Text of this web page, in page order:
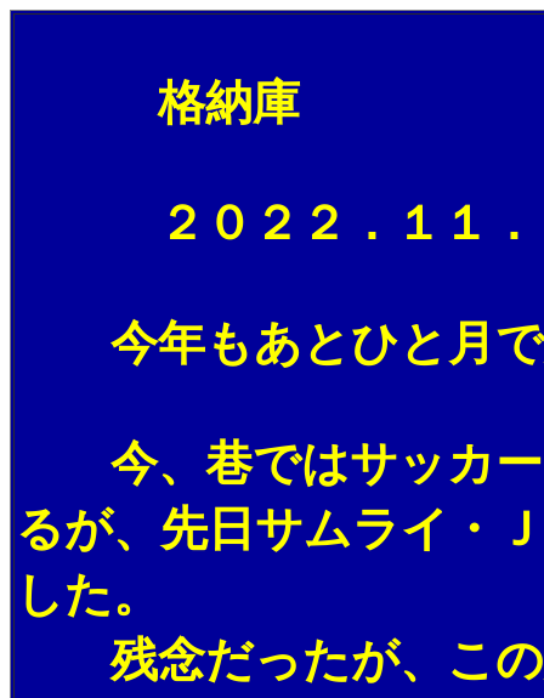
格納庫
２０２２．１１．
今年もあとひと月で
今、巷ではサッカー
るが、先日サムライ・
した。
残念だったが、この